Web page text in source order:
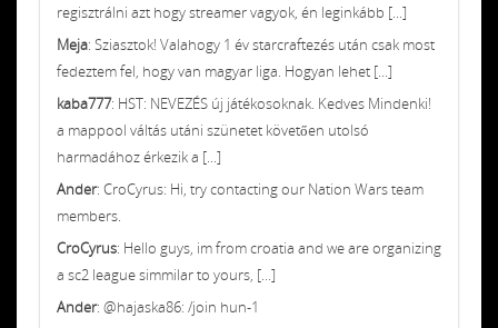
regisztrálni azt hogy streamer vagyok, én leginkább [...]
Meja: Sziasztok! Valahogy 1 év starcraftezés után csak most
fedeztem fel, hogy van magyar liga. Hogyan lehet [...]
kaba777: HST: NEVEZÉS új játékosoknak. Kedves Mindenki!
a mappool váltás utáni szünetet követően utolsó
harmadához érkezik a [...]
Ander: CroCyrus: Hi, try contacting our Nation Wars team
members.
CroCyrus: Hello guys, im from croatia and we are organizing
a sc2 league simmilar to yours, [...]
Ander: @hajaska86: /join hun-1